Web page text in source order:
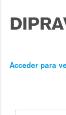
Acceder para